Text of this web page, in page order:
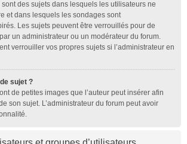
des sujets dans lesquels les utilisateurs ne
et dans lesquels les sondages sont
Les sujets peuvent être verrouillés pour de
un administrateur ou un modérateur du forum.
verrouiller vos propres sujets si l’administrateur en
sujet ?
de petites images que l’auteur peut insérer afin
son sujet. L’administrateur du forum peut avoir